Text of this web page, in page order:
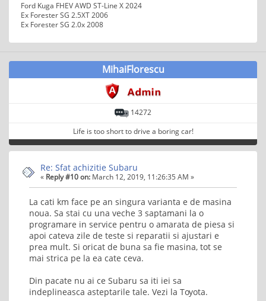
Ford Kuga FHEV AWD ST-Line X 2024
Ex Forester SG 2.5XT 2006
Ex Forester SG 2.0x 2008
MihaiFlorescu
14272
Life is too short to drive a boring car!
Re: Sfat achizitie Subaru
« Reply #10 on: March 12, 2019, 11:26:35 AM »
La cati km face pe an singura varianta e de masina
noua. Sa stai cu una veche 3 saptamani la o
programare in service pentru o amarata de piesa si
apoi cateva zile de teste si reparatii si ajustari e
prea mult. Si oricat de buna sa fie masina, tot se
mai strica pe la ea cate ceva.
Din pacate nu ai ce Subaru sa iti iei sa
indeplineasca asteptarile tale. Vezi la Toyota.